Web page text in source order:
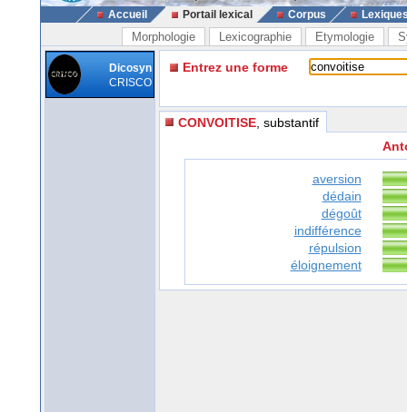
Accueil Portail lexical Corpus
Morphologie Lexicographie Etymologie
Dicosyn
CRISCO
Entrez une forme
CONVOITISE , substantif
aversion
dédain
dégoût
indifférence
répulsion
éloignement